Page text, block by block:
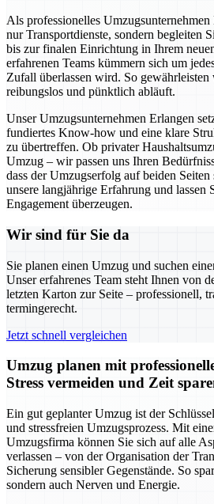
Als professionelles
nur Transportdienste, sondern begleiten
bis zur finalen Einrichtung in Ihrem
erfahrenen Teams kümmern sich um
Zufall überlassen wird. So
reibungslos und pünktlich abläuft.
Unser Umzugsunternehmen Erlangen
fundiertes Know-how und eine klare
zu übertreffen. Ob privater
Umzug – wir passen uns Ihren
dass der Umzugserfolg auf beiden Seiten
unsere langjährige Erfahrung und lassen
Engagement überzeugen.
Wir sind für Sie da
Sie planen einen Umzug und suchen
Unser erfahrenes Team steht Ihnen von
letzten Karton zur Seite – professionell,
termingerecht.
Jetzt schnell vergleichen
Umzug planen mit
Stress vermeiden und Zeit
Ein gut geplanter Umzug ist der
und stressfreien Umzugsprozess. Mit
Umzugsfirma können Sie sich auf alle
verlassen – von der Organisation der
Sicherung sensibler Gegenstände. So
sondern auch Nerven und Energie.